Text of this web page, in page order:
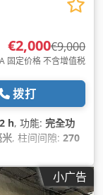
€2,000€9,000
固定价格 不含增值税
拨打
h, 功能: 完全功
, 柱间间隙: 270
小广告